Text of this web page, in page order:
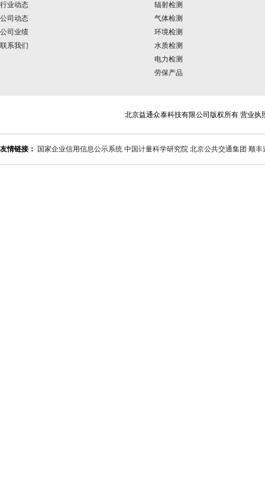
行业动态
公司动态
公司业绩
联系我们
辐射检测
气体检测
环境检测
水质检测
电力检测
劳保产品
北京益通众泰科技有限公司版权所有 营业执
友情链接： 国家企业信用信息公示系统 中国计量科学研究院 北京公共交通集团 顺丰